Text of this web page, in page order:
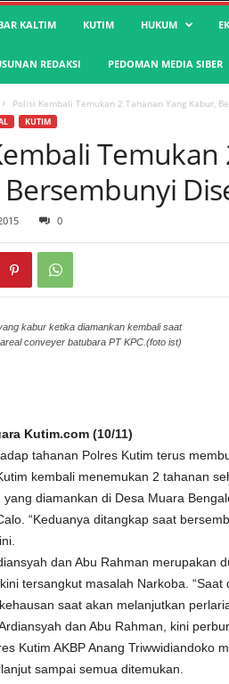
KALTIM KUTIM HUKUM
REDAKSI PEDOMAN MEDIA SIBER
Polisi Kembali Temukan 2 Tahanan Yang Kabur,
KUTIM
Temukan
Bersembunyi
0
kabur ketika diamankan kembali saat
conveyer batubara PT KPC.(foto ist)
Kutim.com (10/11)
tahanan Polres Kutim terus
kembali menemukan 2 tahanan
yang diamankan di Desa Muara
“Keduanya ditangkap saat
dan Abu Rahman merupakan
tersangkut masalah Narkoba.
saat akan melanjutkan
dan Abu Rahman, kini
Kutim AKBP Anang Triwwidiandoko
sampai semua ditemukan.